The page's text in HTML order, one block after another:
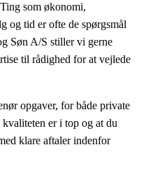
som økonomi,
og tid er ofte de spørgsmål
Søn A/S stiller vi gerne
til rådighed for at vejlede
opgaver, for både private
er i top og at du
klare aftaler indenfor